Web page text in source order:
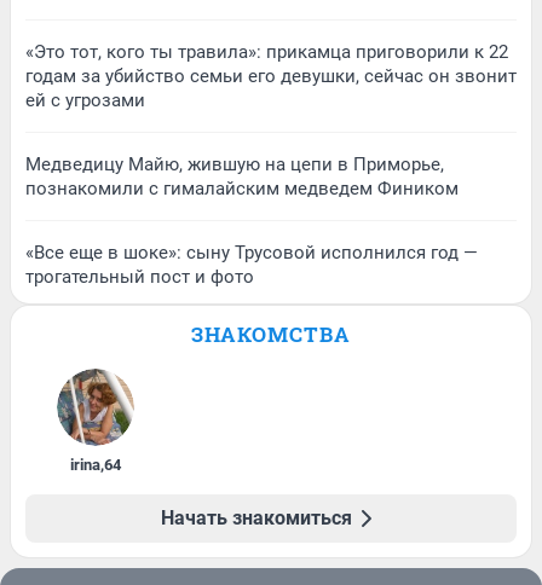
«Это тот, кого ты травила»: прикамца приговорили к 22
годам за убийство семьи его девушки, сейчас он звонит
ей с угрозами
Медведицу Майю, жившую на цепи в Приморье,
познакомили с гималайским медведем Фиником
«Все еще в шоке»: сыну Трусовой исполнился год —
трогательный пост и фото
ЗНАКОМСТВА
irina,64
Начать знакомиться